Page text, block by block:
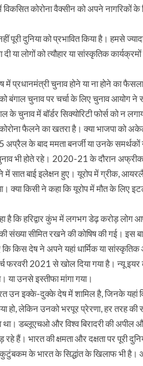
कोरोना वैक्सीन को अपने नागरिकों
दुनिया को प्रभावित किया है। हमसे
या लोगों को त्यौहार या सांस्कृतिक
में प्रधानमंत्री चुनाव होने या ना होने
चुनाव पर चर्चा के लिए चुनाव
चुनाव में बॉर्डर सिक्योरिटी फोर्स को
फैलने का खतरा है। क्या भाजपा को
के बाद ममता बनर्जी या उनके समर्थकों ने
भी होते रहे। 2020-21 के दौरान
में सात बाई इलेक्षन हुए। यूरोप में ग्रीक,
क्या किसी ने कहा कि यूरोप में मौत के लिए
है कि हरिद्वार कुंभ में लगभग डेढ़
सीमित रखने की कोषिष की गई। इस
किस देष ने अपने यहां धार्मिक या
2021 से खोल दिया गया है। न्यू इयर
या उनसे इस्तीफा मांगा गया।
इक्के-दुक्के देष में शामिल है, जिनके यहां
हो, लेकिन उनको भरपूर प्रेरणा, हर तरह
डब्लूएचओ और विश्व बिरादरी की
भारत की क्षमता और दक्षता पर पूरी
के भारत के सिद्धांत के खिलाफ भी है।